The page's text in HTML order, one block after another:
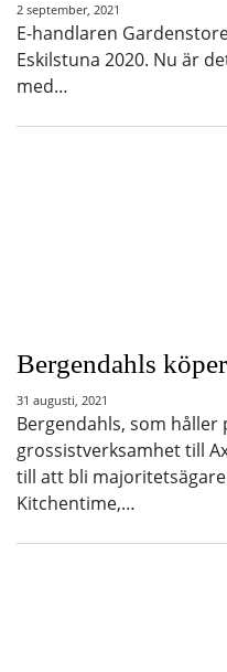
2 september, 2021
E-handlaren
Eskilstuna 2020. Nu är
med…
Bergendahls
31 augusti, 2021
Bergendahls, som håller
grossistverksamhet till
till att bli
Kitchentime,…